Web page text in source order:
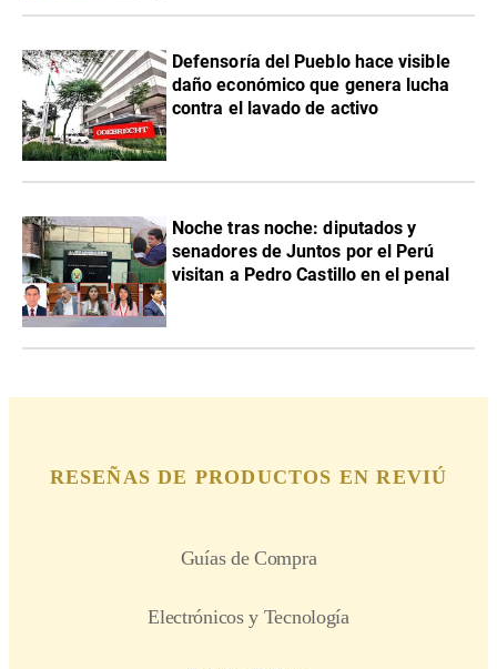
Defensoría del Pueblo hace visible
daño económico que genera lucha
contra el lavado de activo
Noche tras noche: diputados y
senadores de Juntos por el Perú
visitan a Pedro Castillo en el penal